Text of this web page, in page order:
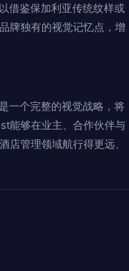
借鉴保加利亚传统纹样或
牌独有的视觉记忆点，增
一个完整的视觉战略，将
能够在业主、合作伙伴与
管理领域航行得更远、